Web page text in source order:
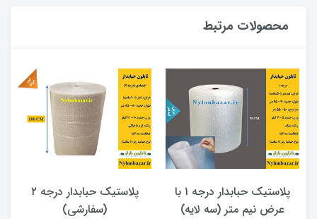
محصولات مرتبط
پلاستیک حبابدار درجه ۱ با
عرض نیم متر (سه لایه)
پلاستیک حبابدار درجه ۲
(سفارشی)